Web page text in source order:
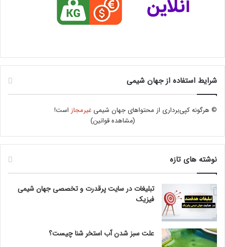
شرایط استفاده از جهان شیمی
© هرگونه کپی‌برداری از محتواهای جهان شیمیغیرمجاز است!
(مشاهده قوانین)
نوشته های تازه
تبلیغات در سایت پرقدرت و تخصصی جهان شیمی
فیزیک
علت سبز شدن آب استخر شنا چیست؟